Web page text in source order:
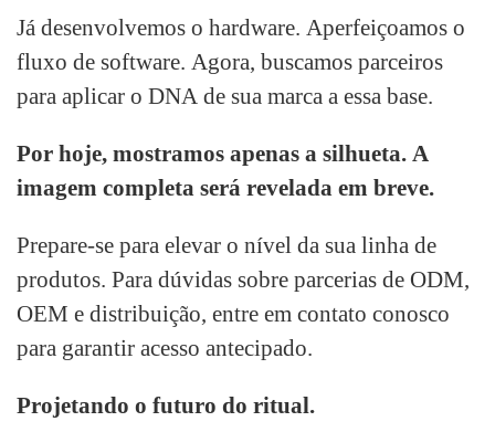
Já desenvolvemos o hardware. Aperfeiçoamos o
fluxo de software. Agora, buscamos parceiros
para aplicar o DNA de sua marca a essa base.
Por hoje, mostramos apenas a silhueta. A
imagem completa será revelada em breve.
Prepare-se para elevar o nível da sua linha de
produtos. Para dúvidas sobre parcerias de ODM,
OEM e distribuição, entre em contato conosco
para garantir acesso antecipado.
Projetando o futuro do ritual.